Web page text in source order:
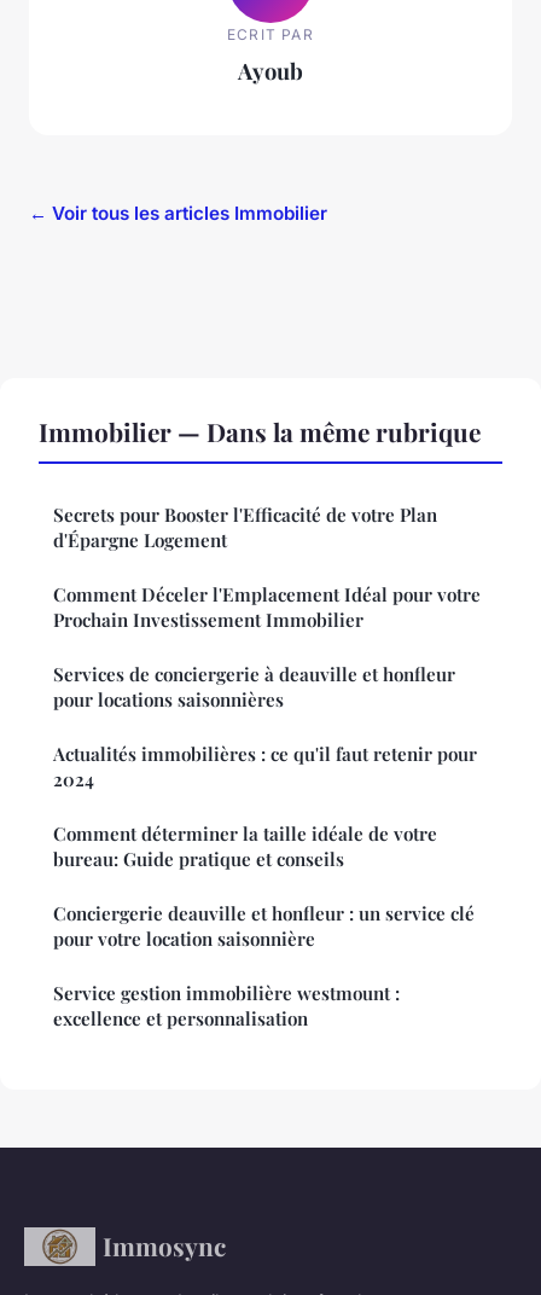
ECRIT PAR
Ayoub
← Voir tous les articles Immobilier
Immobilier — Dans la même rubrique
Secrets pour Booster l'Efficacité de votre Plan
d'Épargne Logement
Comment Déceler l'Emplacement Idéal pour votre
Prochain Investissement Immobilier
Services de conciergerie à deauville et honfleur
pour locations saisonnières
Actualités immobilières : ce qu'il faut retenir pour
2024
Comment déterminer la taille idéale de votre
bureau: Guide pratique et conseils
Conciergerie deauville et honfleur : un service clé
pour votre location saisonnière
Service gestion immobilière westmount :
excellence et personnalisation
Immosync